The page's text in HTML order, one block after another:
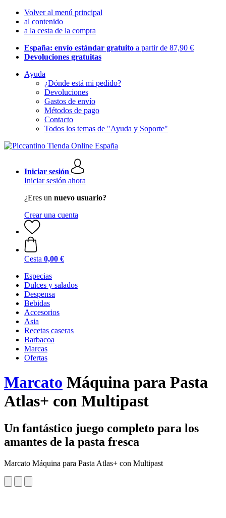
Volver al menú principal
al contenido
a la cesta de la compra
España: envío estándar gratuito a partir de 87,90 €
Devoluciones gratuitas
Ayuda
¿Dónde está mi pedido?
Devoluciones
Gastos de envío
Métodos de pago
Contacto
Todos los temas de "Ayuda y Soporte"
Iniciar sesión
Iniciar sesión ahora
¿Eres un nuevo usuario?
Crear una cuenta
Cesta 0,00 €
Especias
Dulces y salados
Despensa
Bebidas
Accesorios
Asia
Recetas caseras
Barbacoa
Marcas
Ofertas
Marcato Máquina para Pasta
Atlas+ con Multipast
Un fantástico juego completo para los
amantes de la pasta fresca
Marcato Máquina para Pasta Atlas+ con Multipast